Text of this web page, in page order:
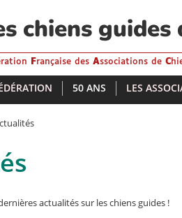
chiens
Française des Associations de C
50 ANS LES
actualités sur les chiens guides !